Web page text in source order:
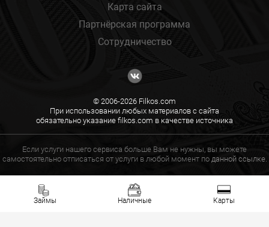
Займы Наличные Карты
Карта сайта
Партнёрская программа
Сотрудничество
© 2006-2026 Filkos.com
При использовании любых материалов с сайта
обязательно указание filkos.com в качестве источника
Если услуги нашего сервиса больше Вам не нужны, вы можете
самостоятельно отписаться от услуги в любой момент по данной ссылке.